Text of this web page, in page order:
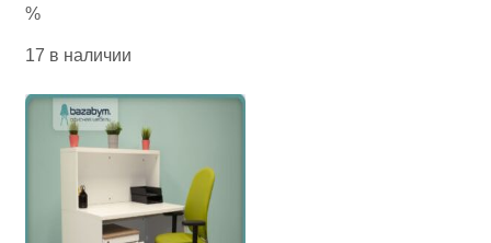
%
17 в наличии